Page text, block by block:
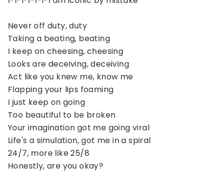
Never off duty, duty
Taking a beating, beating
I keep on cheesing, cheesing
Looks are deceiving, deceiving
Act like you knew me, know me
Flapping your lips foaming
I just keep on going
Too beautiful to be broken
Your imagination got me going viral
Life's a simulation, got me in a spiral
24/7, more like 25/8
Honestly, are you okay?